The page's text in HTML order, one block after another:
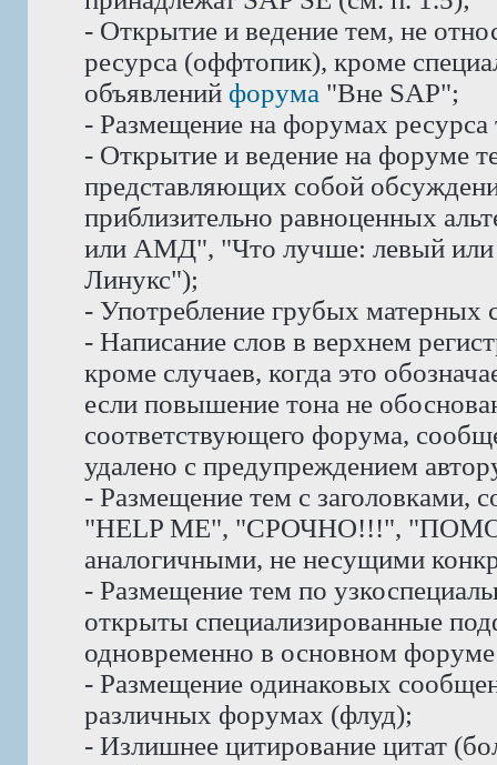
- Открытие и ведение тем, не
ресурса (оффтопик), кроме
объявлений форума "Вне SAP";
- Размещение на форумах
- Открытие и ведение на форуме
представляющих собой
приблизительно равноценных
или АМД", "Что лучше: левый или
Линукс");
- Употребление грубых матерных
- Написание слов в верхнем
кроме случаев, когда это
если повышение тона не
соответствующего форума,
удалено с предупреждением
- Размещение тем с заголовками,
"HELP ME", "СРОЧНО!!!",
аналогичными, не несущими
- Размещение тем по
открыты специализированные
одновременно в основном
- Размещение одинаковых
различных форумах (флуд);
- Излишнее цитирование цитат